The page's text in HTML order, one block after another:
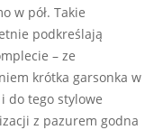
w pół. Takie
podkreślają
– ze
krótka garsonka w
do tego stylowe
z pazurem godna